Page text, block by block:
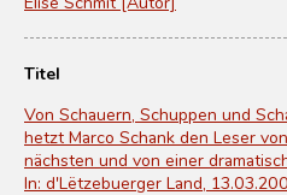
Titel
Von Schauern, Schuppen und
hetzt Marco Schank den Leser
nächsten und von einer
In: d'Lëtzebuerger Land,